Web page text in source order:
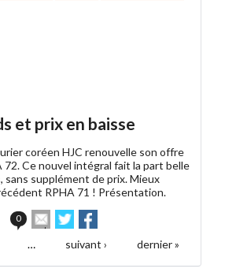
et prix en baisse
coréen HJC renouvelle son offre
Ce nouvel intégral fait la part belle
supplément de prix. Mieux
RPHA 71 ! Présentation.
0
Envoyer
cet
un
Partager
sur
Twitter
sur
Facebook
… suivant › dernier »